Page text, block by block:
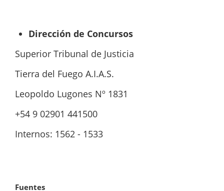
Dirección de Concursos
Superior Tribunal de Justicia
Tierra del Fuego A.I.A.S.
Leopoldo Lugones Nº 1831
+54 9 02901 441500
Internos: 1562 - 1533
Fuentes